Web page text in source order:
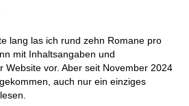
lang las ich rund zehn Romane pro
mit Inhaltsangaben und
Website vor. Aber seit November 2024
auch nur ein einziges